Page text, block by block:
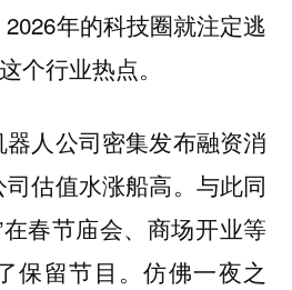
年的科技圈就注定逃
个行业热点。
人公司密集发布融资消
估值水涨船高。与此同
春节庙会、商场开业等
保留节目。仿佛一夜之